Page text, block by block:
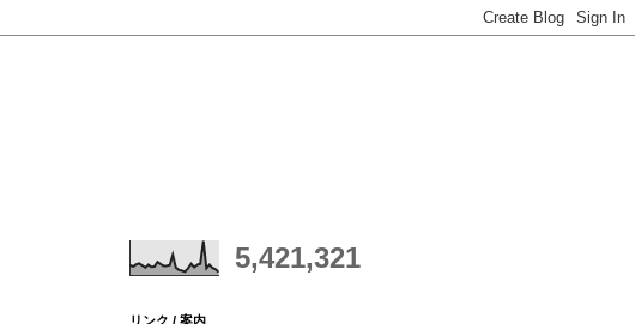
5,421,321
リンク / 案内